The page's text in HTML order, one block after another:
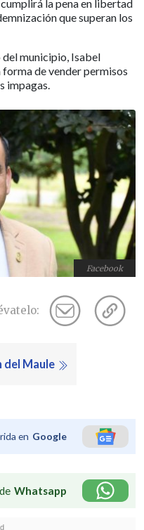
la pena en libertad
que superan los
municipio, Isabel
de vender permisos
impagas.
Facebook
del Maule
en Google
Whatsapp